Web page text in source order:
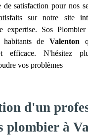
satisfaction pour nos
sur notre site
expertise. Sos Plombier
habitants de Valenton
efficace. N'hésitez
vos problèmes
d'un
plombier à